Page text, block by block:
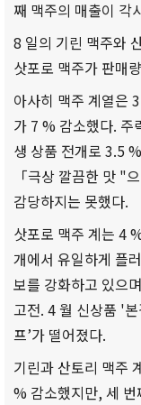
組織
図
アクセ
ス
韓国
貿易
協会
東京
支部
ウェ
ブアク
セシ
ビリ
ティ方
針
째 맥주의 매출이 각
8 일의 기린 맥주와
삿포로 맥주가 판매
아사히 맥주 계열은
가 7 % 감소했다. 주
생 상품 전개로 3.5
「극상 깔끔한 맛 "
감당하지는 못했다.
삿포로 맥주 계는 4
개에서 유일하게 플
보를 강화하고 있으
고전. 4 월 신상품 '
프’가 떨어졌다.
기린과 산토리 맥주
% 감소했지만, 세